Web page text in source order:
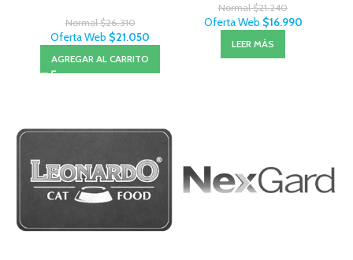
Normal$26.310
Oferta Web $21.050
AGREGAR AL CARRITO
Normal$21.240
Oferta Web $16.990
LEER MÁS